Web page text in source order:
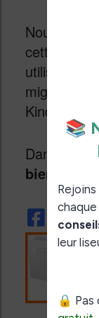
Nous
cette
utilisateurs
migreront
Kindle…
Dans tous
bien fini de